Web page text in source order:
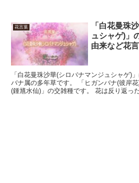
花言葉
「白花曼珠
ュシャゲ)」
由来など花
「白花曼珠沙華(シロバナマンジュシャゲ)
バナ属の多年草です。 「ヒガンバナ(彼岸
(鍾馗水仙)」の交雑種です。 花は反り返っ